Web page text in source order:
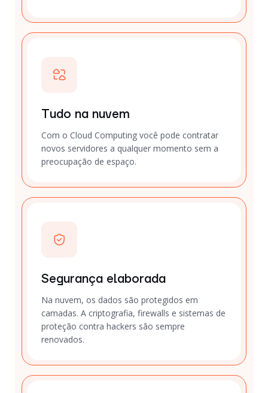
Tudo na nuvem
Com o Cloud Computing você pode contratar
novos servidores a qualquer momento sem a
preocupação de espaço.
Segurança elaborada
Na nuvem, os dados são protegidos em
camadas. A criptografia, firewalls e sistemas de
proteção contra hackers são sempre
renovados.